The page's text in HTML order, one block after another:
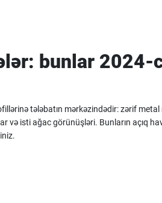
bunlar 2024-
tələbatın mərkəzindədir: zərif
və isti ağac görünüşləri. Bunların açıq